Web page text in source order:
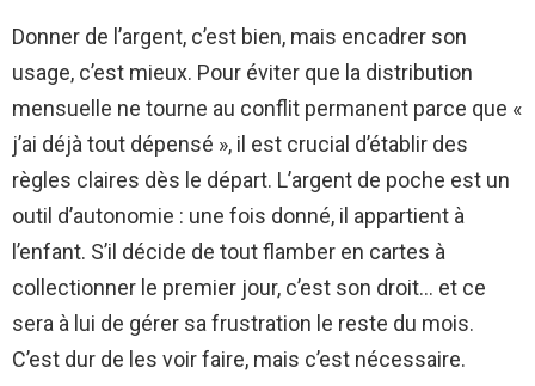
Donner de l’argent, c’est bien, mais encadrer son
usage, c’est mieux. Pour éviter que la distribution
mensuelle ne tourne au conflit permanent parce que «
j’ai déjà tout dépensé », il est crucial d’établir des
règles claires dès le départ. L’argent de poche est un
outil d’autonomie : une fois donné, il appartient à
l’enfant. S’il décide de tout flamber en cartes à
collectionner le premier jour, c’est son droit… et ce
sera à lui de gérer sa frustration le reste du mois.
C’est dur de les voir faire, mais c’est nécessaire.